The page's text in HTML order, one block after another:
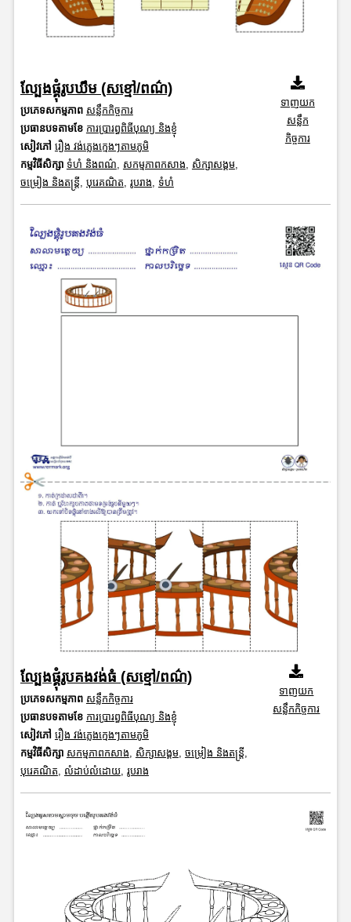
ល្បែងផ្គុំរូបឃឹម (សខ្មៅ/ពណ៌)
ប្រភេទសកម្មភាព សន្លឹកកិច្ចការ
ប្រធានបទតាមខែ ការប្រារព្ធពិធីបុណ្យ និងខ្ញុំ
សៀវភៅ រឿង វង់ភ្លេងក្មេងៗតាមភូមិ
កម្មវិធីសិក្សា ទំហំ និងពណ៌ សកម្មភាពកសាង សិក្សាសង្គម,
ចម្រៀង និងតន្ត្រី បុរេគណិត រូបរាង ទំហំ
ទាញយក
សន្លឹក
កិច្ចការ
ល្បែងផ្គុំរូបគងវង់ធំ (សខ្មៅ/ពណ៌)
ប្រភេទសកម្មភាព សន្លឹកកិច្ចការ
ប្រធានបទតាមខែ ការប្រារព្ធពិធីបុណ្យ និងខ្ញុំ
សៀវភៅ រឿង វង់ភ្លេងក្មេងៗតាមភូមិ
កម្មវិធីសិក្សា សកម្មភាពកសាង សិក្សាសង្គម, ចម្រៀង និងតន្ត្រី
បុរេគណិត
លំដាប់លំដោយ, រូបរាង
ទាញយក
សន្លឹកកិច្ចការ